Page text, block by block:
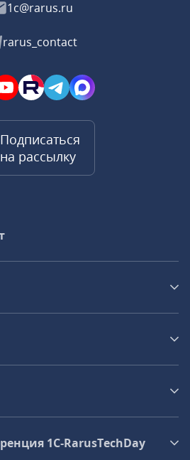
1c@rarus.ru
rarus_contact
Подписаться
на рассылку
1C‑RarusTechDay